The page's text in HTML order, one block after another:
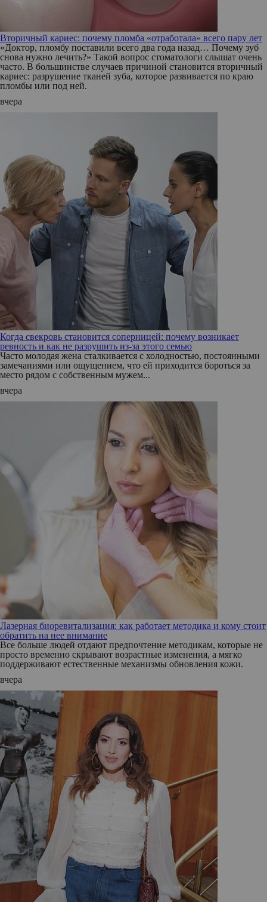
Вторичный кариес: почему пломба «отработала» всего пару лет
«Доктор, пломбу поставили всего два года назад… Почему зуб
снова нужно лечить?» Такой вопрос стоматологи слышат очень
часто. В большинстве случаев причиной становится вторичный
кариес: разрушение тканей зуба, которое развивается по краю
пломбы или под ней.
вчера
Когда свекровь становится соперницей: почему возникает
ревность и как не разрушить из-за этого семью
Часто молодая жена сталкивается с холодностью, постоянными
замечаниями или ощущением, что ей приходится бороться за
место рядом с собственным мужем...
вчера
Лазерная биоревитализация: как работает методика и кому стоит
обратить на нее внимание
Все больше людей отдают предпочтение методикам, которые не
просто временно скрывают возрастные изменения, а мягко
поддерживают естественные механизмы обновления кожи.
вчера